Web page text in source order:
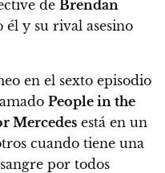
de Brendan
él y su rival asesino
en el sexto episodio
People in the
Mercedes está en un
cuando tiene una
por todos